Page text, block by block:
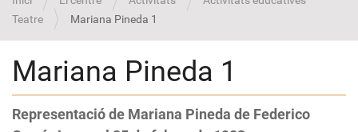
Teatre
Mariana Pineda 1
Mariana Pineda 1
Representació de Mariana Pineda de Federico